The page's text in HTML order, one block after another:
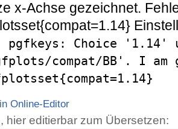
x-Achse gezeichnet.
pgfkeys: Choice '1.14'
compat/BB'. I
Online-Editor
hier editierbar zum Übersetzen: